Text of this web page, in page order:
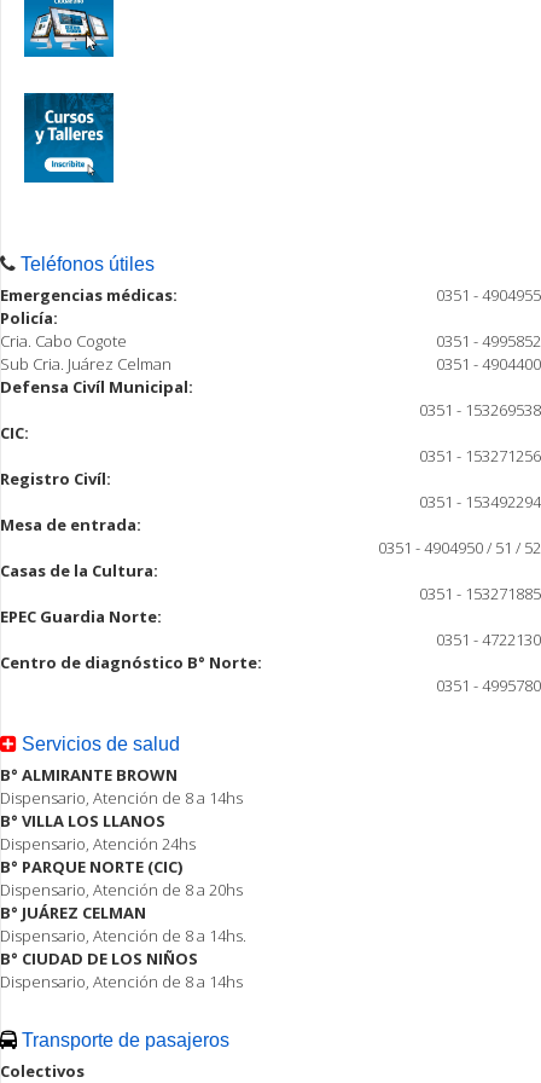
Teléfonos útiles
Emergencias médicas:
0351 - 4904955
Policía:
Cria. Cabo Cogote
0351 - 4995852
Sub Cria. Juárez Celman
0351 - 4904400
Defensa Civíl Municipal:
0351 - 153269538
CIC:
0351 - 153271256
Registro Civíl:
0351 - 153492294
Mesa de entrada:
0351 - 4904950 / 51 / 52
Casas de la Cultura:
0351 - 153271885
EPEC Guardia Norte:
0351 - 4722130
Centro de diagnóstico B° Norte:
0351 - 4995780
Servicios de salud
B° ALMIRANTE BROWN
Dispensario, Atención de 8 a 14hs
B° VILLA LOS LLANOS
Dispensario, Atención 24hs
B° PARQUE NORTE (CIC)
Dispensario, Atención de 8 a 20hs
B° JUÁREZ CELMAN
Dispensario, Atención de 8 a 14hs.
B° CIUDAD DE LOS NIÑOS
Dispensario, Atención de 8 a 14hs
Transporte de pasajeros
Colectivos